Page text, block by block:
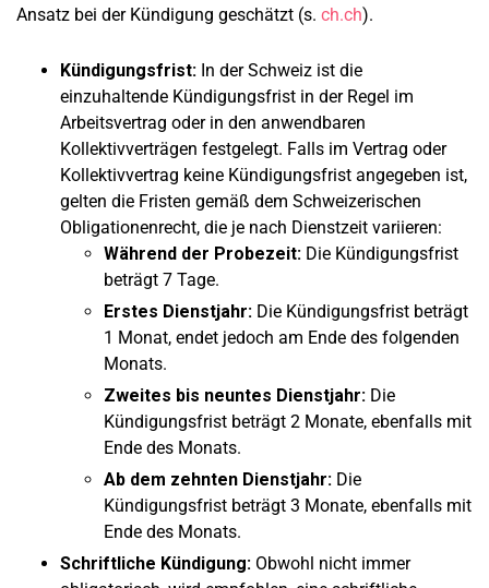
Ansatz bei der Kündigung geschätzt (s. ch.ch).
Kündigungsfrist: In der Schweiz ist die
einzuhaltende Kündigungsfrist in der Regel im
Arbeitsvertrag oder in den anwendbaren
Kollektivverträgen festgelegt. Falls im Vertrag oder
Kollektivvertrag keine Kündigungsfrist angegeben ist,
gelten die Fristen gemäß dem Schweizerischen
Obligationenrecht, die je nach Dienstzeit variieren:
Während der Probezeit: Die Kündigungsfrist
beträgt 7 Tage.
Erstes Dienstjahr: Die Kündigungsfrist beträgt
1 Monat, endet jedoch am Ende des folgenden
Monats.
Zweites bis neuntes Dienstjahr: Die
Kündigungsfrist beträgt 2 Monate, ebenfalls mit
Ende des Monats.
Ab dem zehnten Dienstjahr: Die
Kündigungsfrist beträgt 3 Monate, ebenfalls mit
Ende des Monats.
Schriftliche Kündigung: Obwohl nicht immer